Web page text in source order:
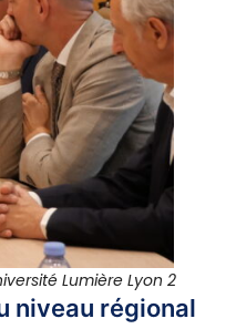
Lumière Lyon 2
niveau régional